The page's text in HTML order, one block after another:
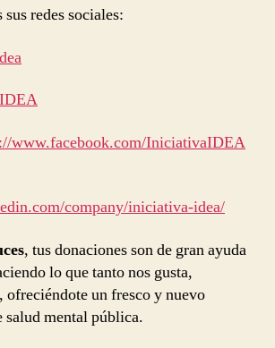
redes sociales:
www.facebook.com/IniciativaIDEA
company/iniciativa-idea/
, tus donaciones son de gran ayuda
lo que tanto nos gusta,
ofreciéndote un fresco y nuevo
salud mental pública.